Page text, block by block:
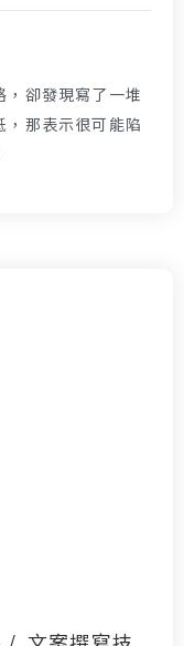
，卻發現寫了一堆
，那表示很可能陷